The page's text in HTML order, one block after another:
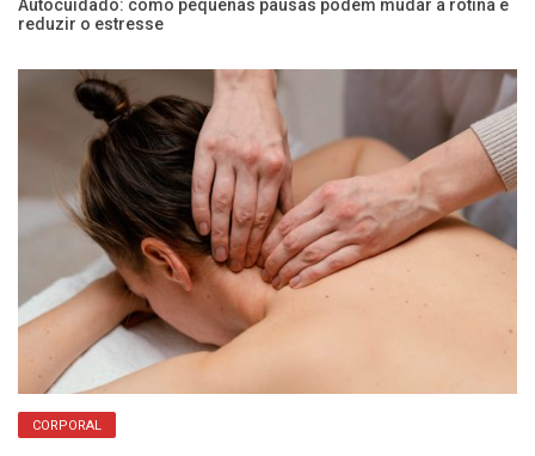
Autocuidado: como pequenas pausas podem mudar a rotina e
reduzir o estresse
CORPORAL